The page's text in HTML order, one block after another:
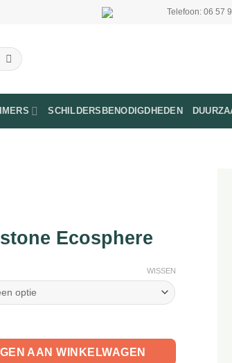
Telefoon: 06 57
SCHILDERSBENODIGDHEDEN
Ecosphere
WISSEN
aantal
AAN WINKELWAGEN